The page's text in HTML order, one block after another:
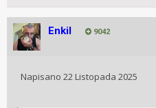
Enkil 9042
Napisano 22 Listopada 2025